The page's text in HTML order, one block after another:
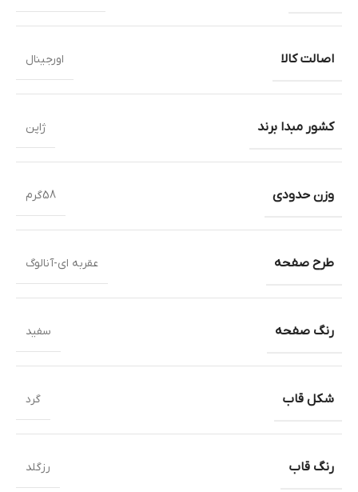
اصالت کالا اورجینال
کشور مبدا برند ژاپن
وزن حدودی 58گرم
طرح صفحه عقربه ای-آنالوگ
رنگ صفحه سفید
شکل قاب گرد
رنگ قاب رزگلد